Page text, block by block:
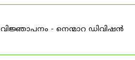
- നെന്മാറ ഡിവിഷൻ